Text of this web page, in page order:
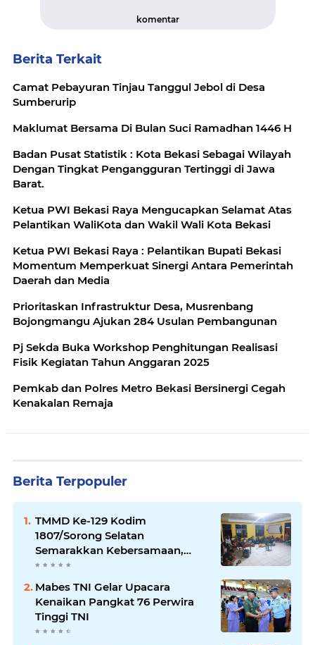
komentar
Berita Terkait
Camat Pebayuran Tinjau Tanggul Jebol di Desa
Sumberurip
Maklumat Bersama Di Bulan Suci Ramadhan 1446 H
Badan Pusat Statistik : Kota Bekasi Sebagai Wilayah
Dengan Tingkat Pengangguran Tertinggi di Jawa
Barat.
Ketua PWI Bekasi Raya Mengucapkan Selamat Atas
Pelantikan WaliKota dan Wakil Wali Kota Bekasi
Ketua PWI Bekasi Raya : Pelantikan Bupati Bekasi
Momentum Memperkuat Sinergi Antara Pemerintah
Daerah dan Media
Prioritaskan Infrastruktur Desa, Musrenbang
Bojongmangu Ajukan 284 Usulan Pembangunan
Pj Sekda Buka Workshop Penghitungan Realisasi
Fisik Kegiatan Tahun Anggaran 2025
Pemkab dan Polres Metro Bekasi Bersinergi Cegah
Kenakalan Remaja
Berita Terpopuler
TMMD Ke-129 Kodim
1807/Sorong Selatan
Semarakkan Kebersamaan,
Anggota Satgas dan Warga
Kampung Sesor Seru-seruan
Nobar Final Piala Dunia 2026
Mabes TNI Gelar Upacara
Kenaikan Pangkat 76 Perwira
Tinggi TNI